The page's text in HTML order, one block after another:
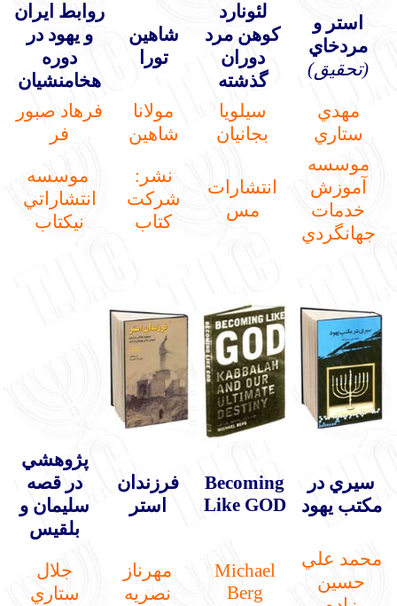
استر و
مردخاي
(تحقيق)
لئونارد
كوهن مرد
دوران
گذشته
شاهين
تورا
روابط ايران
و يهود در
دوره
هخامنشيان
مهدي
ستاري
سيلويا
بجانيان
مولانا
شاهين
فرهاد صبور
فر
موسسه
آموزش
خدمات
جهانگردي
انتشارات
مس
نشر:
شركت
كتاب
موسسه
انتشاراتي
نيكتاب
سيري در
مكتب يهود
Becoming
Like GOD
فرزندان
استر
پژوهشي
در قصه
سليمان و
بلقيس
محمد علي
حسين
Michael
Berg
مهرناز
نصريه
جلال
ستاري